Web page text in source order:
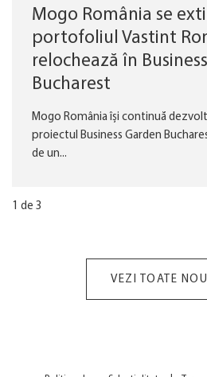
Mogo România se
portofoliul Vastint
relochează în
Bucharest
Mogo România își continuă
proiectul Business Garden
de un...
1 de 3
VEZI TOATE